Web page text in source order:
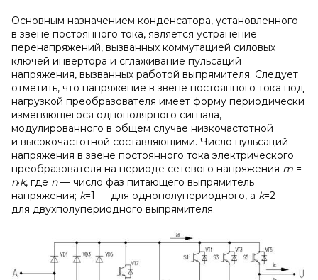
Основным назначением конденсатора, установленного
в звене постоянного тока, является устранение
перенапряжений, вызванных коммутацией силовых
ключей инвертора и сглаживание пульсаций
напряжения, вызванных работой выпрямителя. Следует
отметить, что напряжение в звене постоянного тока под
нагрузкой преобразователя имеет форму периодически
изменяющегося однополярного сигнала,
модулированного в общем случае низкочастотной
и высокочастотной составляющими. Число пульсаций
напряжения в звене постоянного тока электрического
преобразователя на периоде сетевого напряжения m =
n·k, где n— число фаз питающего выпрямитель
напряжения; k=1 — для однополупериодного, а k=2 —
для двухполупериодного выпрямителя.